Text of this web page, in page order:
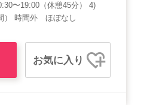
〜19:00（休憩45分） 4)
） 時間外 ほぼなし
お気に入り